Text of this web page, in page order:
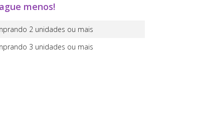
menos!
2 unidades ou mais
3 unidades ou mais